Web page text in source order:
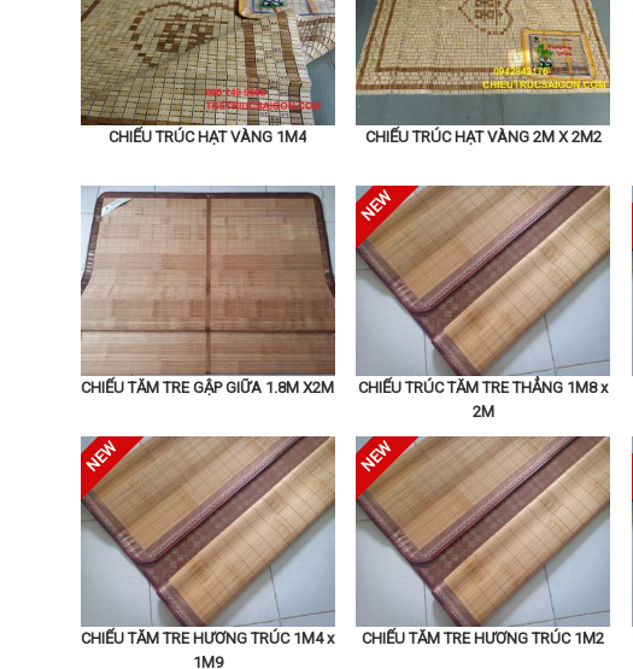
CHIẾU TRÚC HẠT VÀNG 1M4 CHIẾU TRÚC HẠT VÀNG 2M X 2M2
CHIẾU TĂM TRE GẬP GIỮA 1.8M X2M
CHIẾU TRÚC TĂM TRE THẲNG 1M8 x
2M
CHIẾU TĂM TRE HƯƠNG TRÚC 1M4 x
1M9
CHIẾU TĂM TRE HƯƠNG TRÚC 1M2